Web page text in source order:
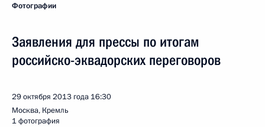
Фотографии
Заявления для прессы по итогам
российско-эквадорских переговоров
29 октября 2013 года 16:30
Москва, Кремль
1 фотография